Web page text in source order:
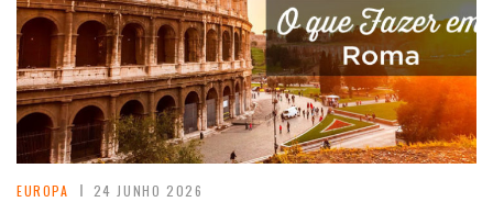
EUROPA 24 JUNHO 2026